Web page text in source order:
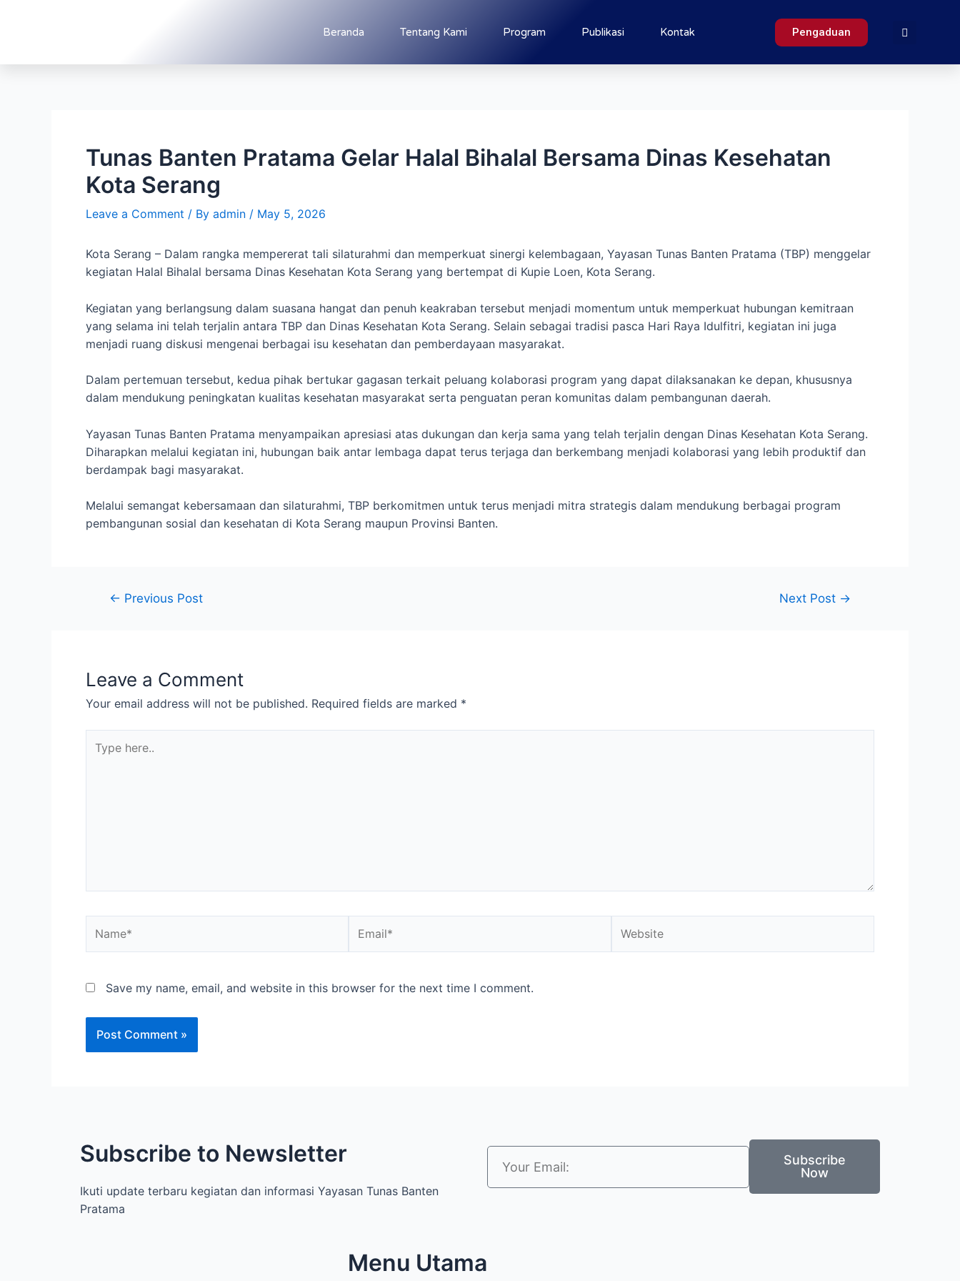
Beranda Tentang Kami Program Publikasi Kontak Pengaduan
Tunas Banten Pratama Gelar Halal Bihalal Bersama Dinas Kesehatan
Kota Serang
Leave a Comment / By admin / May 5, 2026
Kota Serang – Dalam rangka mempererat tali silaturahmi dan memperkuat sinergi kelembagaan, Yayasan Tunas Banten Pratama (TBP) menggelar
kegiatan Halal Bihalal bersama Dinas Kesehatan Kota Serang yang bertempat di Kupie Loen, Kota Serang.
Kegiatan yang berlangsung dalam suasana hangat dan penuh keakraban tersebut menjadi momentum untuk memperkuat hubungan kemitraan
yang selama ini telah terjalin antara TBP dan Dinas Kesehatan Kota Serang. Selain sebagai tradisi pasca Hari Raya Idulfitri, kegiatan ini juga
menjadi ruang diskusi mengenai berbagai isu kesehatan dan pemberdayaan masyarakat.
Dalam pertemuan tersebut, kedua pihak bertukar gagasan terkait peluang kolaborasi program yang dapat dilaksanakan ke depan, khususnya
dalam mendukung peningkatan kualitas kesehatan masyarakat serta penguatan peran komunitas dalam pembangunan daerah.
Yayasan Tunas Banten Pratama menyampaikan apresiasi atas dukungan dan kerja sama yang telah terjalin dengan Dinas Kesehatan Kota Serang.
Diharapkan melalui kegiatan ini, hubungan baik antar lembaga dapat terus terjaga dan berkembang menjadi kolaborasi yang lebih produktif dan
berdampak bagi masyarakat.
Melalui semangat kebersamaan dan silaturahmi, TBP berkomitmen untuk terus menjadi mitra strategis dalam mendukung berbagai program
pembangunan sosial dan kesehatan di Kota Serang maupun Provinsi Banten.
← Previous Post Next Post →
Leave a Comment
Your email address will not be published. Required fields are marked *
Save my name, email, and website in this browser for the next time I comment.
Subscribe to Newsletter
Ikuti update terbaru kegiatan dan informasi Yayasan Tunas Banten
Pratama
Subscribe
Now
Menu Utama